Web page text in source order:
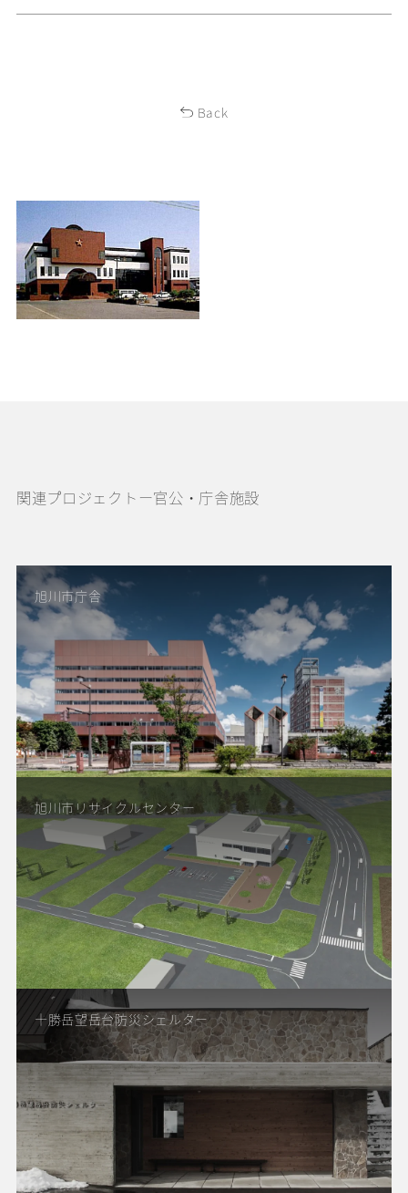
Back
関連プロジェクトー官公・庁舎施設
旭川市庁舎
旭川市リサイクルセンター
十勝岳望岳台防災シェルター